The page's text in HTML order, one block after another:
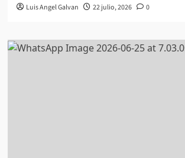
Luis Angel Galvan 22 julio, 2026 0